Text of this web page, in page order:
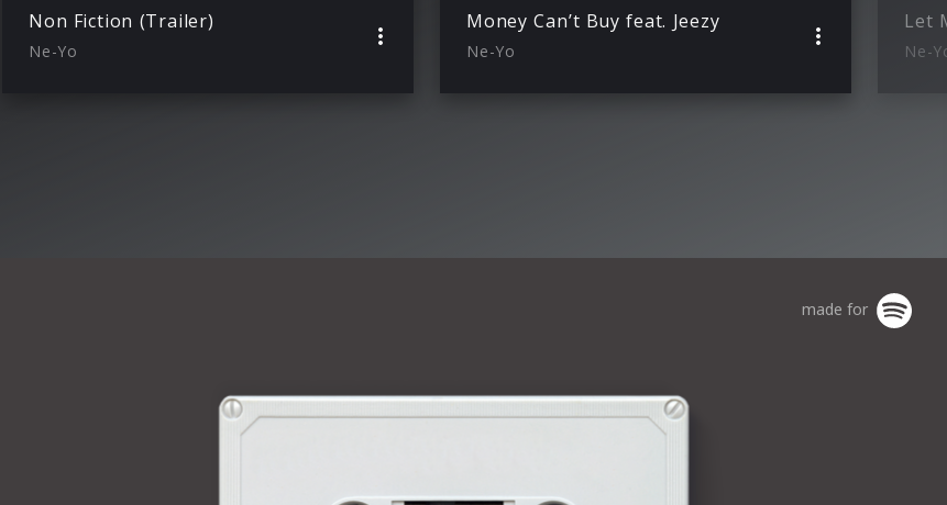
Non Fiction (Trailer)
Ne-Yo
Money Can’t Buy feat. Jeezy
Ne-Yo Ne-